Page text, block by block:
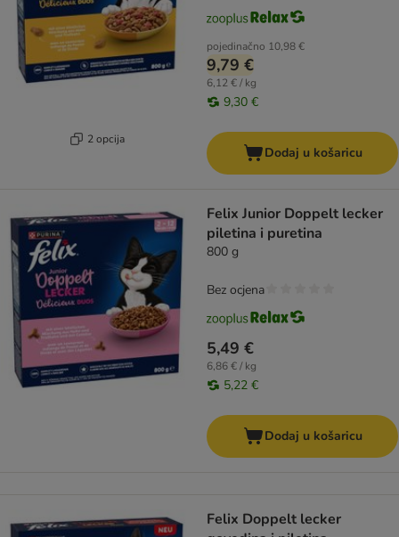
2 opcija
pojedinačno 10,98 €
9,79 €
6,12 € / kg
9,30 €
Dodaj u košaricu
Felix Junior Doppelt lecker
piletina i puretina
800 g
5,49 €
6,86 € / kg
5,22 €
Bez ocjena
Dodaj u košaricu
Felix Doppelt lecker